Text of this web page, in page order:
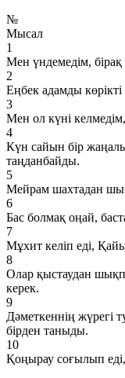
№
Мысал
1
Мен үндемедім, бірақ
2
Еңбек адамды
3
Мен ол күні
4
Күн сайын бір
таңданбайды.
5
Мейрам шахтадан
6
Бас болмақ оңай,
7
Мұхит келіп еді,
8
Олар қыстаудан
керек.
9
Дәметкеннің жүрегі
бірден таныды.
10
Қоңырау соғылып